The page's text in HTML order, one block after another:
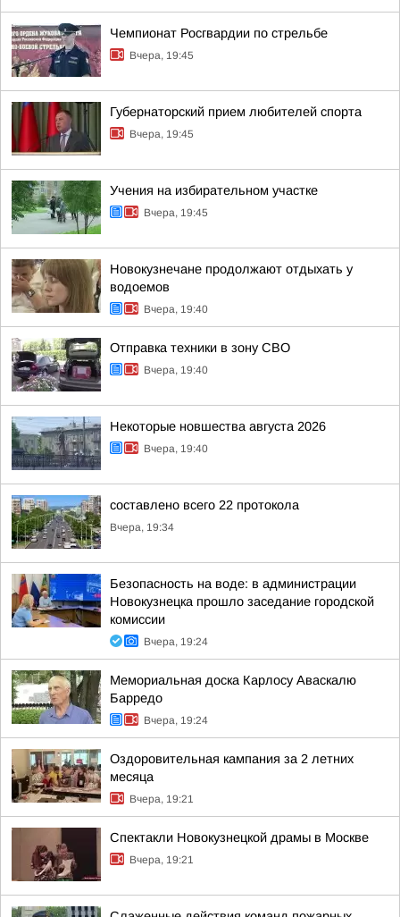
Чемпионат Росгвардии по стрельбе
Вчера, 19:45
Губернаторский прием любителей спорта
Вчера, 19:45
Учения на избирательном участке
Вчера, 19:45
Новокузнечане продолжают отдыхать у
водоемов
Вчера, 19:40
Отправка техники в зону СВО
Вчера, 19:40
Некоторые новшества августа 2026
Вчера, 19:40
составлено всего 22 протокола
Вчера, 19:34
Безопасность на воде: в администрации
Новокузнецка прошло заседание городской
комиссии
Вчера, 19:24
Мемориальная доска Карлосу Аваскалю
Барредо
Вчера, 19:24
Оздоровительная кампания за 2 летних
месяца
Вчера, 19:21
Спектакли Новокузнецкой драмы в Москве
Вчера, 19:21